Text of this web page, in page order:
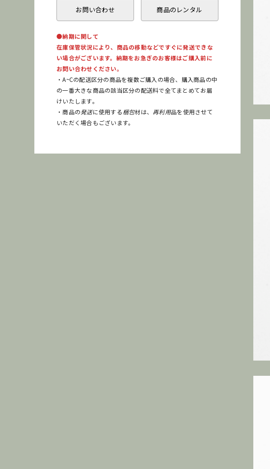
お問い合わせ 商品のレンタル
●納期に関して
在庫保管状況により、商品の移動などですぐに発送できな
い場合がございます。納期をお急ぎのお客様はご購入前に
お問い合わせください。
・A~Cの配送区分の商品を複数ご購入の場合、購入商品の中
の一番大きな商品の該当区分の配送料で全てまとめてお届
けいたします。
・商品の発送に使用する梱包材は、 再利用品を使用させて
いただく場合もございます。